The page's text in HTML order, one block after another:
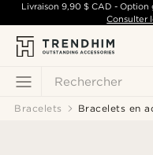
Rechercher
Livraison 9,90 $ CAD - Option
Consulter
Bracelets Bracelets en